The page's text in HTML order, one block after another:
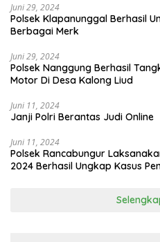
Juni 29, 2024
Polsek Klapanunggal Berhasil
Berbagai Merk
Juni 29, 2024
Polsek Nanggung Berhasil
Motor Di Desa Kalong Liud
Juni 11, 2024
Janji Polri Berantas Judi Online
Juni 11, 2024
Polsek Rancabungur
2024 Berhasil Ungkap Kasus